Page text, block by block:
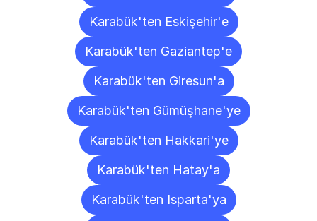
Karabük'ten Eskişehir'e
Karabük'ten Gaziantep'e
Karabük'ten Giresun'a
Karabük'ten Gümüşhane'ye
Karabük'ten Hakkari'ye
Karabük'ten Hatay'a
Karabük'ten Isparta'ya